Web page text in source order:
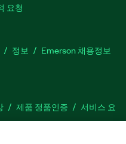
요청
정보
Emerson 채용정보
제품 정품인증
서비스 요